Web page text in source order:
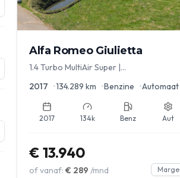
Alfa Romeo Giulietta
1.4 Turbo MultiAir Super |
2017 •134.289 km •Benzine •Automaat
2017 134k Benz Aut
€ 13.940
of vanaf: € 289 /mnd Marge